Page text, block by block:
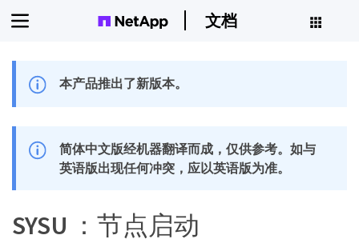
文档
本产品推出了新版本。
简体中文版经机器翻译而成，仅供参考。如与
英语版出现任何冲突，应以英语版为准。
SYSU ：节点启动